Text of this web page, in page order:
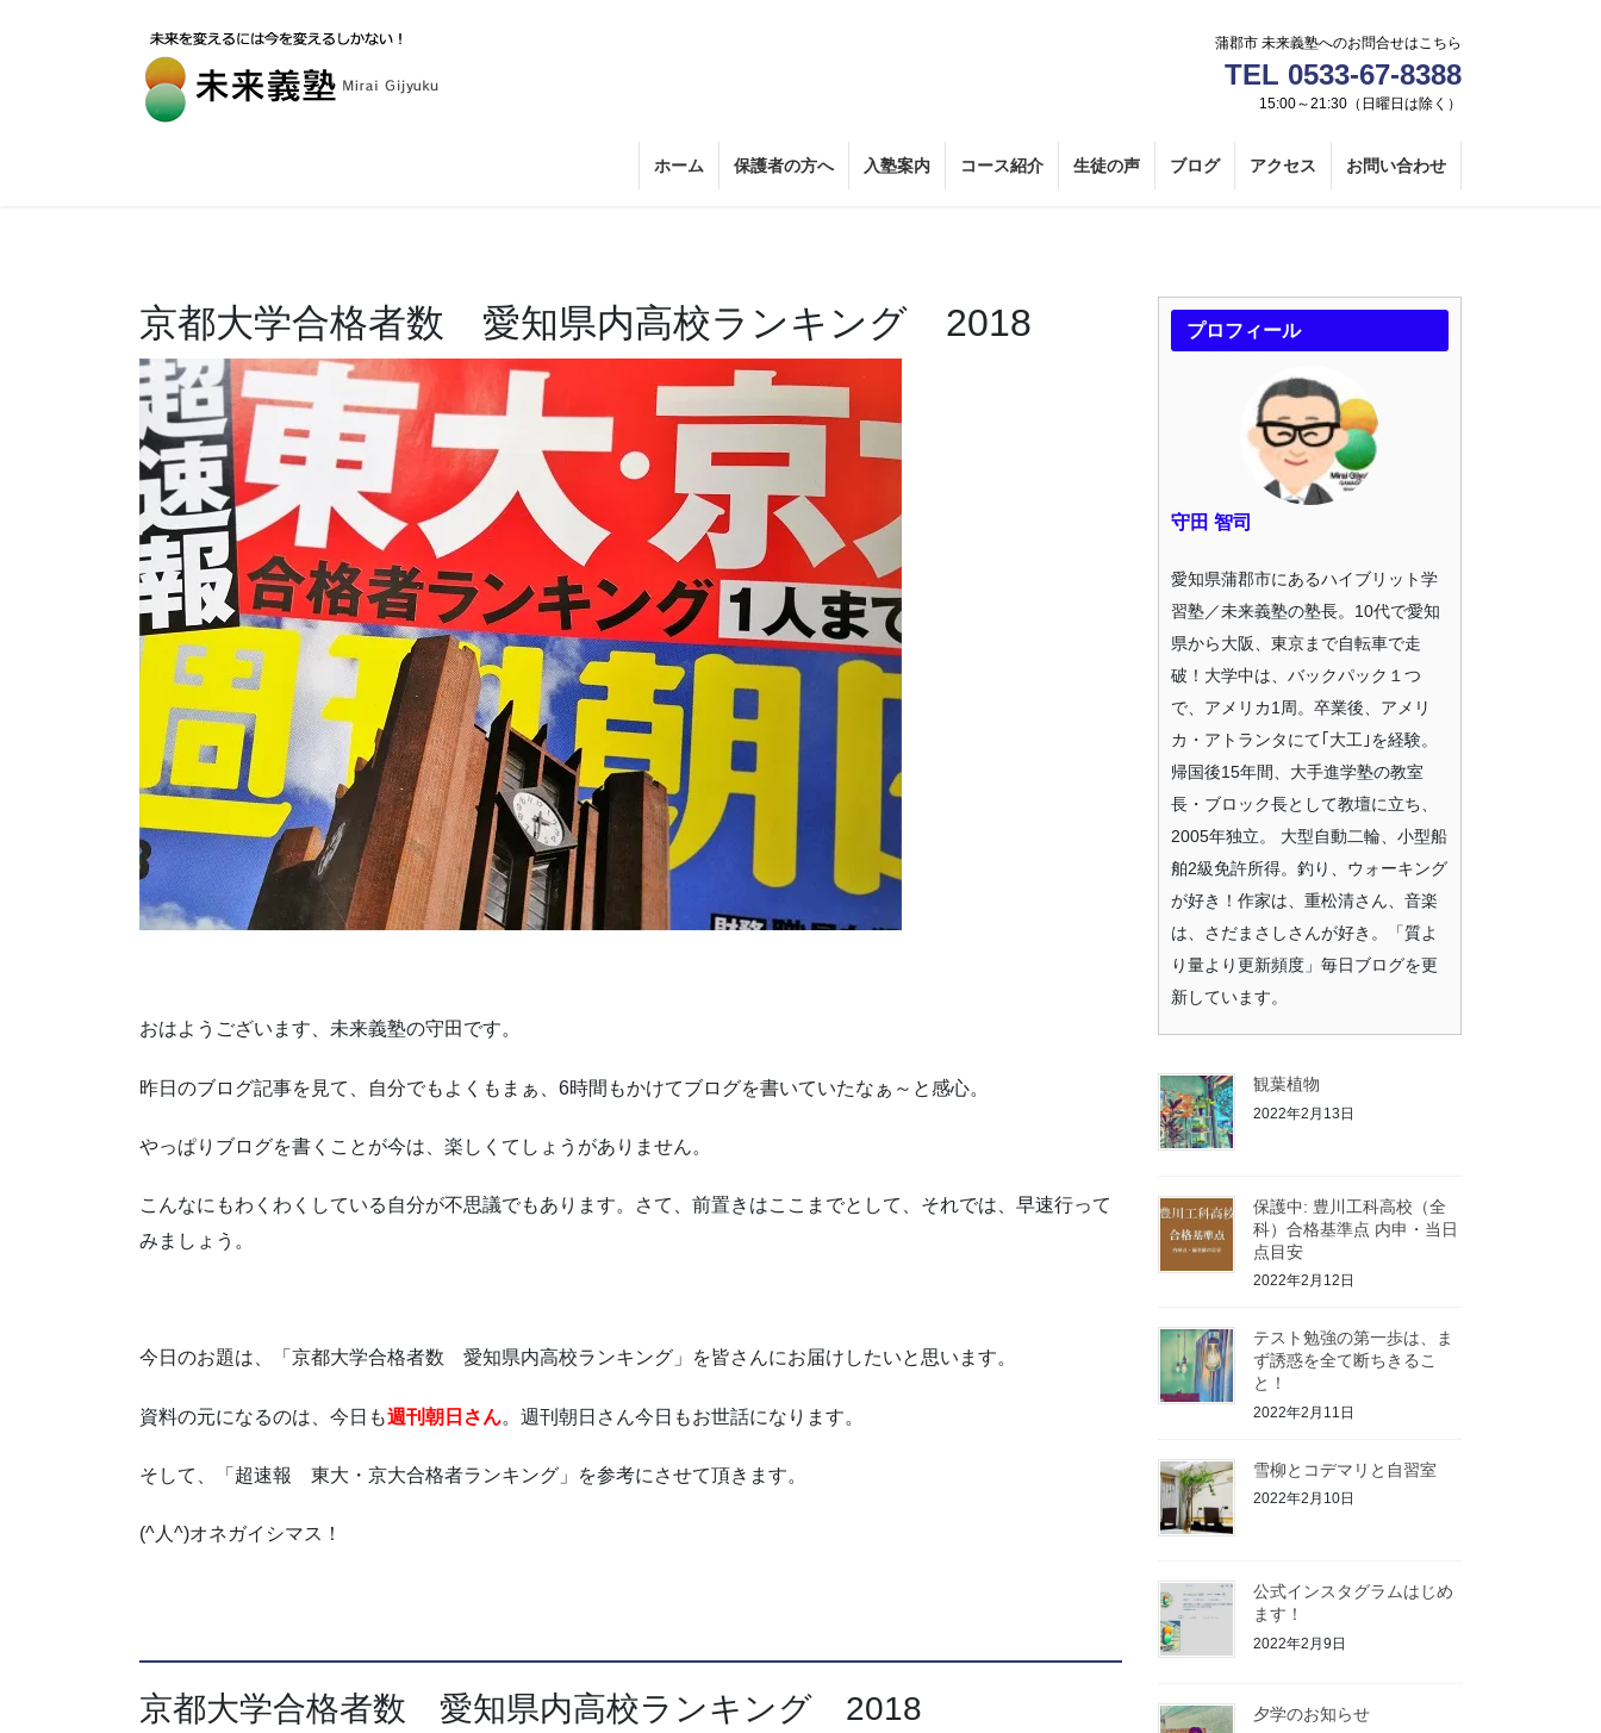
蒲郡市 未来義塾へのお問合せはこちら
TEL 0533-67-8388
15:00～21:30（日曜日は除く）
ホーム 保護者の方へ 入塾案内 コース紹介 生徒の声 ブログ アクセス お問い合わせ
京都大学合格者数 愛知県内高校ランキング 2018
おはようございます、未来義塾の守田です。
昨日のブログ記事を見て、自分でもよくもまぁ、6時間もかけてブログを書いていたなぁ～と感心。
やっぱりブログを書くことが今は、楽しくてしょうがありません。
こんなにもわくわくしている自分が不思議でもあります。さて、前置きはここまでとして、それでは、早速行って
みましょう。
今日のお題は、「京都大学合格者数 愛知県内高校ランキング」を皆さんにお届けしたいと思います。
資料の元になるのは、今日も週刊朝日さん。週刊朝日さん今日もお世話になります。
そして、「超速報 東大・京大合格者ランキング」を参考にさせて頂きます。
(^人^)オネガイシマス！
京都大学合格者数 愛知県内高校ランキング 2018
プロフィール
守田 智司
愛知県蒲郡市にあるハイブリット学
習塾／未来義塾の塾長。10代で愛知
県から大阪、東京まで自転車で走
破！大学中は、バックパック１つ
で、アメリカ1周。卒業後、アメリ
カ・アトランタにて｢大工｣を経験。
帰国後15年間、大手進学塾の教室
長・ブロック長として教壇に立ち、
2005年独立。 大型自動二輪、小型船
舶2級免許所得。釣り、ウォーキング
が好き！作家は、重松清さん、音楽
は、さだまさしさんが好き。「質よ
り量より更新頻度」毎日ブログを更
新しています。
観葉植物
2022年2月13日
保護中: 豊川工科高校（全
科）合格基準点 内申・当日
点目安
2022年2月12日
テスト勉強の第一歩は、ま
ず誘惑を全て断ちきるこ
と！
2022年2月11日
雪柳とコデマリと自習室
2022年2月10日
公式インスタグラムはじめ
ます！
2022年2月9日
夕学のお知らせ